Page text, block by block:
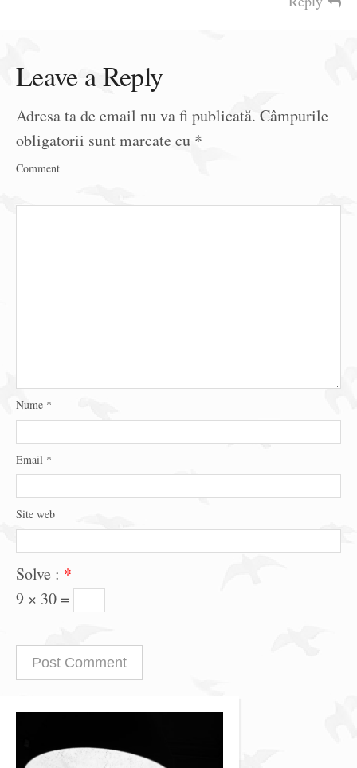
Leave a Reply
Adresa ta de email nu va fi publicată. Câmpurile
obligatorii sunt marcate cu *
Comment
Nume *
Email *
Site web
Solve : *
9 × 30 =